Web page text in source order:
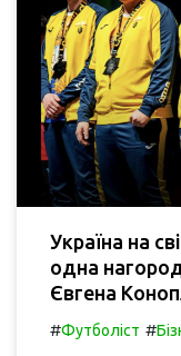
Україна на
одна
Євгена
#Футболіст #